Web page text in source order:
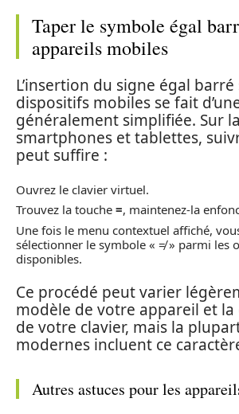
Taper le symbole égal
appareils mobiles
L’insertion du signe égal
dispositifs mobiles se fait
généralement simplifiée. Sur
smartphones et tablettes,
peut suffire :
Ouvrez le clavier virtuel.
Trouvez la touche =, maintenez-la
Une fois le menu contextuel affiché,
sélectionner le symbole « ≠ » parmi les
disponibles.
Ce procédé peut varier
modèle de votre appareil et
de votre clavier, mais la
modernes incluent ce
Autres astuces pour les